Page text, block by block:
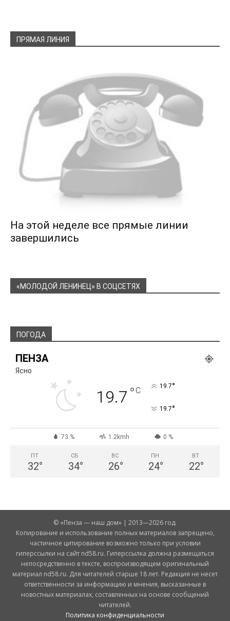
ПРЯМАЯ ЛИНИЯ
На этой неделе все прямые линии
завершились
«МОЛОДОЙ ЛЕНИНЕЦ» В СОЦСЕТЯХ
ПОГОДА
ПЕНЗА
Ясно
19.7 °C 19.7°
19.7°
73 % 1.2kmh 0 %
ПТ
32°
СБ
34°
ВС
26°
ПН
24°
ВТ
22°
© «Пенза — наш дом» | 2013—2026 год.
Копирование и использование полных материалов запрещено,
частичное цитирование возможно только при условии
гиперссылки на сайт nd58.ru. Гиперссылка должна размещаться
непосредственно в тексте, воспроизводящем оригинальный
материал nd58.ru. Для читателей старше 18 лет. Редакция не несет
ответственности за информацию и мнения, высказанные в
новостных материалах, составленных на основе сообщений
читателей.
Политика конфиденциальности